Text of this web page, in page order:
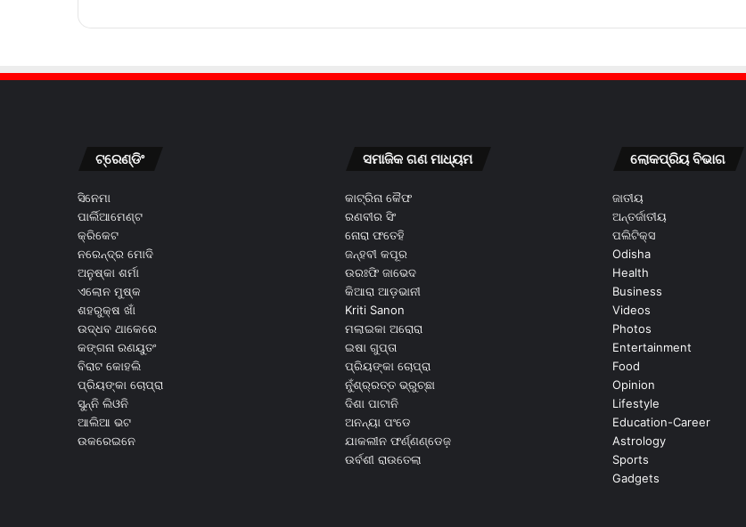
ଟ୍ରେଣ୍ଡିଂ
ସିନେମା
ପାର୍ଲିଆମେଣ୍ଟ
କ୍ରିକେଟ
ନରେନ୍ଦ୍ର ମୋଦି
ଅନୁଷ୍କା ଶର୍ମା
ଏଲୋନ ମୁଷ୍କ
ଶହରୁକ୍ଷ ଖାଁ
ଉଦ୍ଧବ ଥାକେରେ
କଙ୍ଗନା ରଣୟୁତଂ
ବିରାଟ କୋହଲି
ପ୍ରିୟଙ୍କା ଚୋପ୍ରା
ସୁନ୍ନି ଲିଓନି
ଆଲିଆ ଭଟ
ଉକରେଇନେ
ସମାଜିକ ଗଣ ମାଧ୍ୟମ
କାଟ୍ରିନା କୈଫ
ରଣବୀର ସିଂ
ନୋରା ଫତେହି
ଜନ୍ହବୀ କପୂର
ଉରଃଫି ଜାଭେଦ
କିଆରା ଆଡ଼ଭାନୀ
Kriti Sanon
ମଲାଇକା ଅରୋରା
ଇଷା ଗୁପ୍ତା
ପ୍ରିୟଙ୍କା ଚୋପ୍ରା
ନୁଁଶ୍ର୍ରତ୍ତ ଭ୍ରୁଚ୍ଛା
ଦିଶା ପାଟାନି
ଅନନ୍ୟା ପଂଡେ
ଯାକଲୀନ ଫର୍ଣ୍ଣଣ୍ଡେଜ଼
ଉର୍ବଶୀ ରାଉତେଲା
ଲୋକପ୍ରିୟ ବିଭାଗ
ଜାତୀୟ
ଅନ୍ତର୍ଜାତୀୟ
ପଲିଟିକ୍ସ
Odisha
Health
Business
Videos
Photos
Entertainment
Food
Opinion
Lifestyle
Education-Career
Astrology
Sports
Gadgets